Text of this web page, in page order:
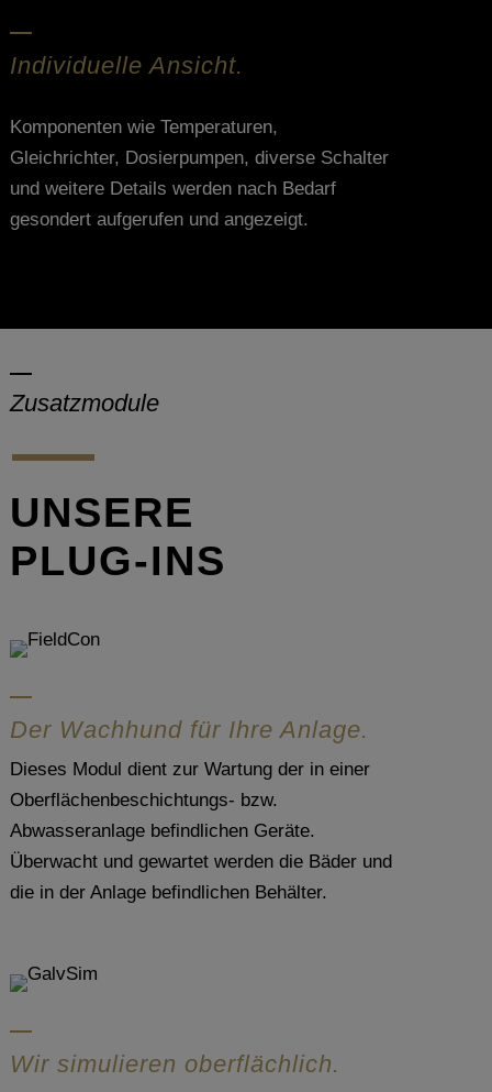
Individuelle Ansicht.
Komponenten wie Temperaturen,
Gleichrichter, Dosierpumpen, diverse Schalter
und weitere Details werden nach Bedarf
gesondert aufgerufen und angezeigt.
Zusatzmodule
UNSERE
PLUG-INS
Der Wachhund für Ihre Anlage.
Dieses Modul dient zur Wartung der in einer
Oberflächenbeschichtungs- bzw.
Abwasseranlage befindlichen Geräte.
Überwacht und gewartet werden die Bäder und
die in der Anlage befindlichen Behälter.
Wir simulieren oberflächlich.